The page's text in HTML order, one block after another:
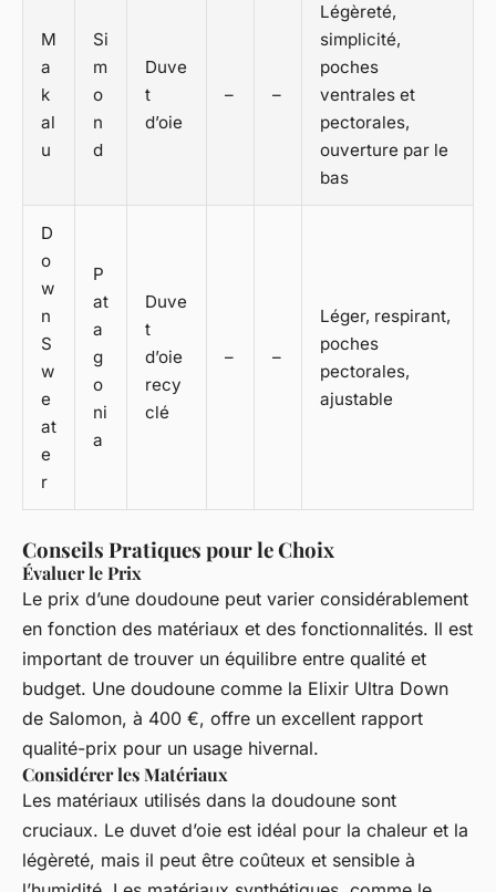
M
a
k
al
u
Si
m
o
n
d
Duve
t
d’oie
– –
Légèreté,
simplicité,
poches
ventrales et
pectorales,
ouverture par le
bas
D
o
w
n
S
w
e
at
e
r
P
at
a
g
o
ni
a
Duve
t
d’oie
recy
clé
– –
Léger, respirant,
poches
pectorales,
ajustable
Conseils Pratiques pour le Choix
Évaluer le Prix
Le prix d’une doudoune peut varier considérablement
en fonction des matériaux et des fonctionnalités. Il est
important de trouver un équilibre entre qualité et
budget. Une doudoune comme la Elixir Ultra Down
de Salomon, à 400 €, offre un excellent rapport
qualité-prix pour un usage hivernal.
Considérer les Matériaux
Les matériaux utilisés dans la doudoune sont
cruciaux. Le duvet d’oie est idéal pour la chaleur et la
légèreté, mais il peut être coûteux et sensible à